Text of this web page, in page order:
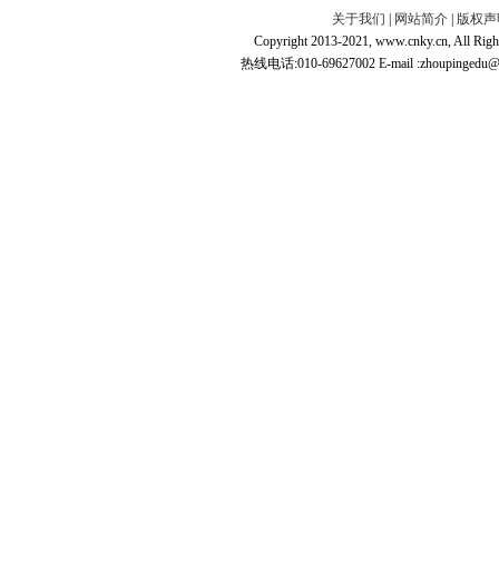
关于我们 网站简介
版权
Copyright 2013-2021, www.cnky.cn, All
热线电话:010-69627002 E-mail